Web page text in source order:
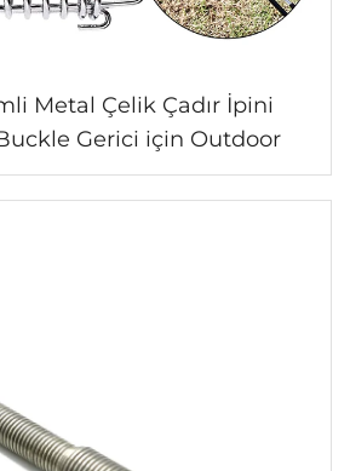
Metal Çelik Çadır İpini
Gerici için Outdoor